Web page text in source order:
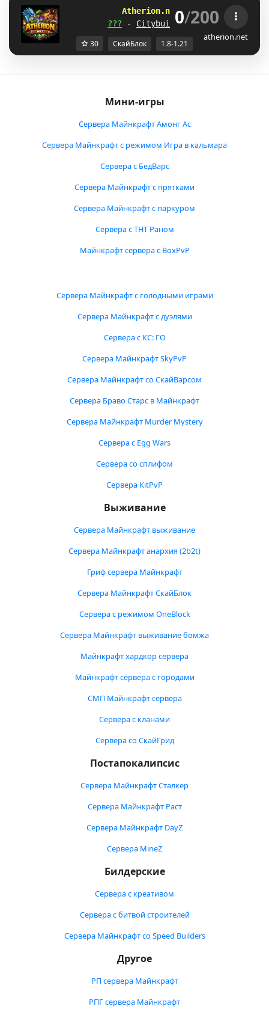
Atherion.n t [1. 8- 1. x
???
- Citybuild - SkyPvP
0/200
atherion.net
30 СкайБлок 1.8-1.21
Мини-игры
Сервера Майнкрафт Амонг Ас
Сервера Майнкрафт с режимом Игра в кальмара
Сервера с БедВарс
Сервера Майнкрафт с прятками
Сервера Майнкрафт с паркуром
Сервера с ТНТ Раном
Майнкрафт сервера с BoxPvP
Сервера Майнкрафт с голодными играми
Сервера Майнкрафт с дуэлями
Сервера с КС: ГО
Сервера Майнкрафт SkyPvP
Сервера Майнкрафт со СкайВарсом
Сервера Браво Старс в Майнкрафт
Сервера Майнкрафт Murder Mystery
Сервера с Egg Wars
Сервера со сплифом
Сервера KitPvP
Выживание
Сервера Майнкрафт выживание
Сервера Майнкрафт анархия (2b2t)
Гриф сервера Майнкрафт
Сервера Майнкрафт СкайБлок
Сервера с режимом OneBlock
Сервера Майнкрафт выживание бомжа
Майнкрафт хардкор сервера
Майнкрафт сервера с городами
СМП Майнкрафт сервера
Сервера с кланами
Сервера со СкайГрид
Постапокалипсис
Сервера Майнкрафт Сталкер
Сервера Майнкрафт Раст
Сервера Майнкрафт DayZ
Сервера MineZ
Билдерские
Сервера с креативом
Сервера с битвой строителей
Сервера Майнкрафт со Speed Builders
Другое
РП сервера Майнкрафт
РПГ сервера Майнкрафт